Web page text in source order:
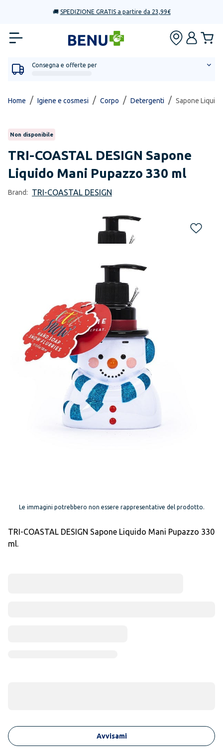
🚚 SPEDIZIONE GRATIS a partire da 23,99€
Consegna e offerte per
Home / Igiene e cosmesi / Corpo / Detergenti / Sapone
Non disponibile
TRI-COASTAL DESIGN Sapone
Liquido Mani Pupazzo 330 ml
Brand: TRI-COASTAL DESIGN
Le immagini potrebbero non essere rappresentative del prodotto.
TRI-COASTAL DESIGN Sapone Liquido Mani Pupazzo 330
ml.
Avvisami